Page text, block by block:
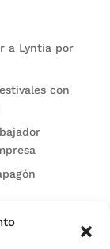
a Lyntia por
con
Soltec y